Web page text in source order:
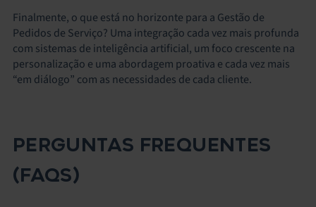
Finalmente, o que está no horizonte para a Gestão de
Pedidos de Serviço? Uma integração cada vez mais profunda
com sistemas de inteligência artificial, um foco crescente na
personalização e uma abordagem proativa e cada vez mais
“em diálogo” com as necessidades de cada cliente.
PERGUNTAS FREQUENTES
(FAQS)